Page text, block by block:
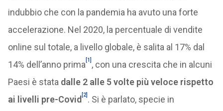
indubbio che con la pandemia ha avuto una forte
accelerazione. Nel 2020, la percentuale di vendite
online sul totale, a livello globale, è salita al 17% dal
14% dell’anno prima [1] , con una crescita che in alcuni
Paesi è stata dalle 2 alle 5 volte più veloce rispetto
ai livelli pre-Covid [2] . Si è parlato, specie in